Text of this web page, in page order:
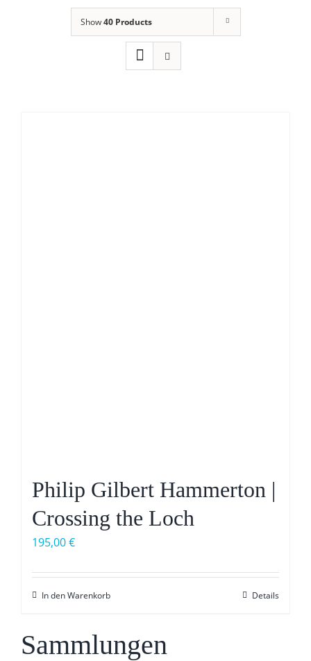
Show40 Products
Philip Gilbert Hammerton |
Crossing the Loch
195,00€
In den Warenkorb Details
Sammlungen